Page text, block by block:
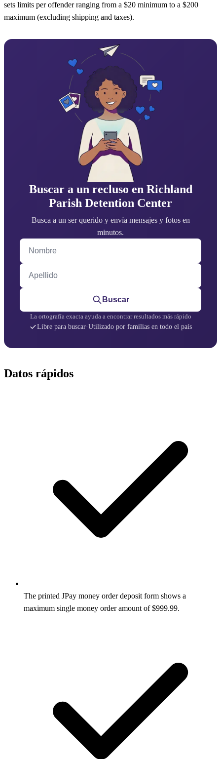
sets limits per offender ranging from a $20 minimum to a $200
maximum (excluding shipping and taxes).
Buscar a un recluso en Richland
Parish Detention Center
Busca a un ser querido y envía mensajes y fotos en
minutos.
Nombre
Apellido
Buscar
La ortografía exacta ayuda a encontrar resultados más rápido
Libre para buscar·Utilizado por familias en todo el país
Datos rápidos
The printed JPay money order deposit form shows a
maximum single money order amount of $999.99.